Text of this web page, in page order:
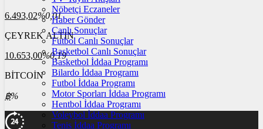
6.493,02%0,01
ÇEYREK ALTIN
10.653,00%0,19
BİTCOİN
฿%
Nöbetçi Eczaneler
Haber Gönder
Canlı Sonuçlar
Futbol Canlı Sonuçlar
Basketbol Canlı Sonuçlar
Basketbol İddaa Programı
Bilardo İddaa Programı
Futbol İddaa Programı
Motor Sporları İddaa Programı
Hentbol İddaa Programı
Voleybol İddaa Programı
Tenis İddaa Programı